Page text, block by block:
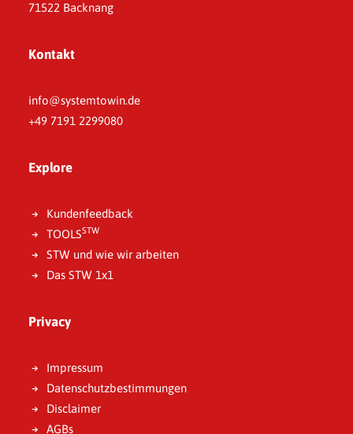
71522 Backnang
Kontakt
info@systemtowin.de
+49 7191 2299080
Explore
Kundenfeedback
TOOLSSTW
STW und wie wir arbeiten
Das STW 1x1
Privacy
Impressum
Datenschutzbestimmungen
Disclaimer
AGBs